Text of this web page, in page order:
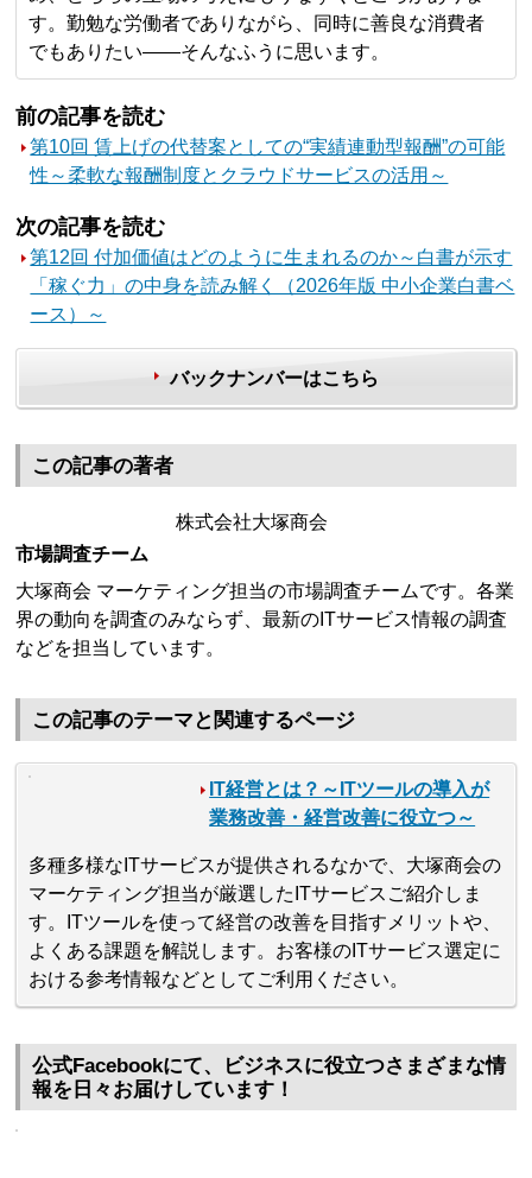
す。勤勉な労働者でありながら、同時に善良な消費者
でもありたい――そんなふうに思います。
前の記事を読む
第10回 賃上げの代替案としての“実績連動型報酬”の可能
性～柔軟な報酬制度とクラウドサービスの活用～
次の記事を読む
第12回 付加価値はどのように生まれるのか～白書が示す
「稼ぐ力」の中身を読み解く（2026年版 中小企業白書ベ
ース）～
バックナンバーはこちら
この記事の著者
株式会社大塚商会
市場調査チーム
大塚商会 マーケティング担当の市場調査チームです。各業
界の動向を調査のみならず、最新のITサービス情報の調査
などを担当しています。
この記事のテーマと関連するページ
IT経営とは？～ITツールの導入が
業務改善・経営改善に役立つ～
多種多様なITサービスが提供されるなかで、大塚商会の
マーケティング担当が厳選したITサービスご紹介しま
す。ITツールを使って経営の改善を目指すメリットや、
よくある課題を解説します。お客様のITサービス選定に
おける参考情報などとしてご利用ください。
公式Facebookにて、ビジネスに役立つさまざまな情
報を日々お届けしています！